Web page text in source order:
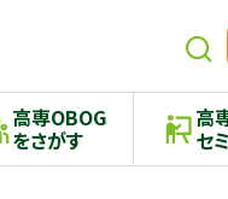
高専OBOG
をさがす
高
セ